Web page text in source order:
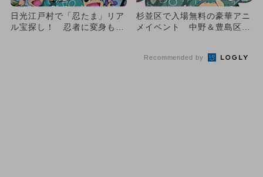
日光江戸村で「忍たま」リア
ル宝探し！ 忍者に変身もで
杉並区で入場無料の豪華アニ
メイベント 中野＆豊島区も
Recommended by